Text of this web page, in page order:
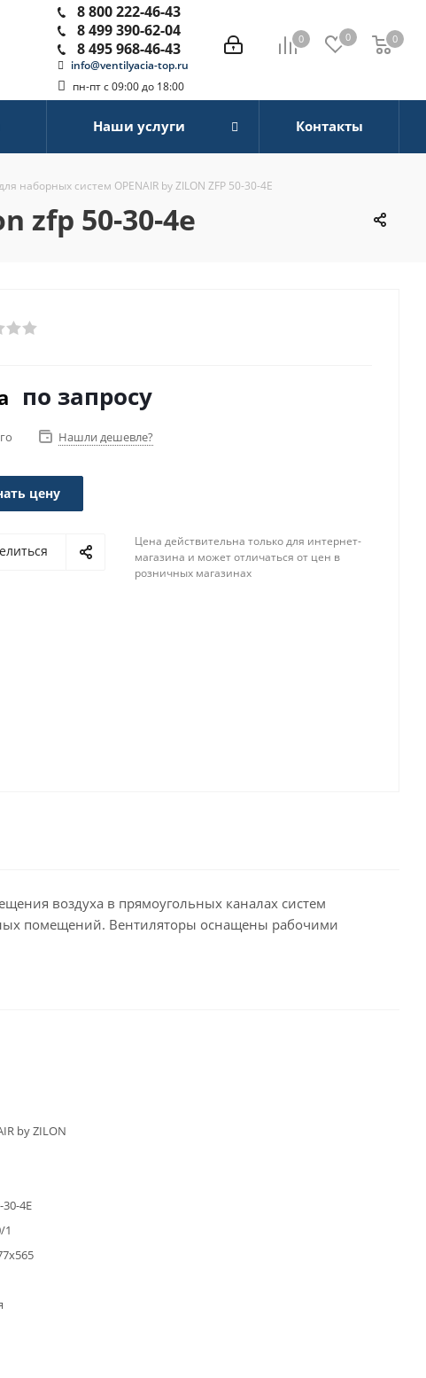
0 0 0
0
8 800 222-46-43
8 499 390-62-04
8 495 968-46-43
info@ventilyacia-top.ru
пн-пт с 09:00 до 18:00
Наши услуги Контакты
наборных систем OPENAIR by ZILON ZFP 50-30-4Е
zfp 50-30-4е
по запросу
Нашли дешевле?
цену
Цена действительна только для интернет-
магазина и может отличаться от цен в
розничных магазинах
воздуха в прямоугольных каналах систем
помещений. Вентиляторы оснащены рабочими
by ZILON
30-4E
1